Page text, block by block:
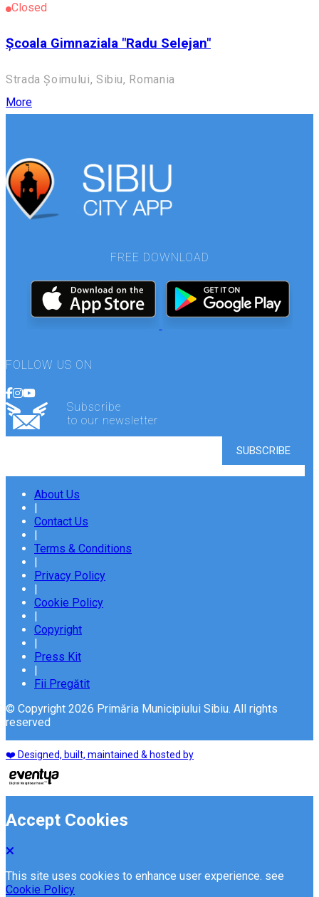
Closed
Școala Gimnaziala "Radu Selejan"
Strada Șoimului, Sibiu, Romania
More
FREE DOWNLOAD
FOLLOW US ON
Subscribe
to our newsletter
About Us
|
Contact Us
|
Terms & Conditions
|
Privacy Policy
|
Cookie Policy
|
Copyright
|
Press Kit
|
Fii Pregătit
© Copyright 2026 Primăria Municipiului Sibiu. All rights
reserved
❤️ Designed, built, maintained & hosted by
Accept Cookies
This site uses cookies to enhance user experience. see
Cookie Policy